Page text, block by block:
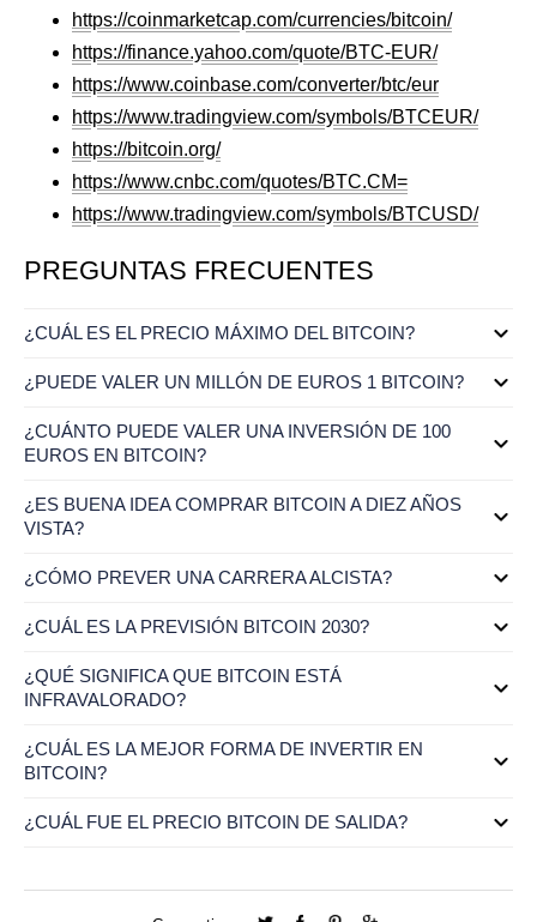
https://coinmarketcap.com/currencies/bitcoin/
https://finance.yahoo.com/quote/BTC-EUR/
https://www.coinbase.com/converter/btc/eur
https://www.tradingview.com/symbols/BTCEUR/
https://bitcoin.org/
https://www.cnbc.com/quotes/BTC.CM=
https://www.tradingview.com/symbols/BTCUSD/
PREGUNTAS FRECUENTES
¿CUÁL ES EL PRECIO MÁXIMO DEL BITCOIN?
¿PUEDE VALER UN MILLÓN DE EUROS 1 BITCOIN?
¿CUÁNTO PUEDE VALER UNA INVERSIÓN DE 100
EUROS EN BITCOIN?
¿ES BUENA IDEA COMPRAR BITCOIN A DIEZ AÑOS
VISTA?
¿CÓMO PREVER UNA CARRERA ALCISTA?
¿CUÁL ES LA PREVISIÓN BITCOIN 2030?
¿QUÉ SIGNIFICA QUE BITCOIN ESTÁ
INFRAVALORADO?
¿CUÁL ES LA MEJOR FORMA DE INVERTIR EN
BITCOIN?
¿CUÁL FUE EL PRECIO BITCOIN DE SALIDA?